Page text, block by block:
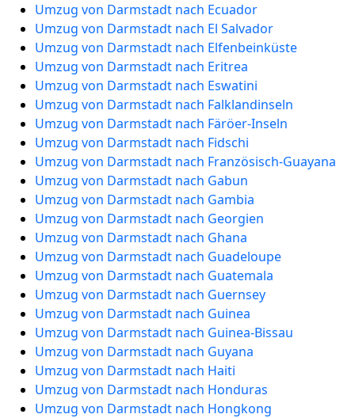
Umzug von Darmstadt nach Ecuador
Umzug von Darmstadt nach El Salvador
Umzug von Darmstadt nach Elfenbeinküste
Umzug von Darmstadt nach Eritrea
Umzug von Darmstadt nach Eswatini
Umzug von Darmstadt nach Falklandinseln
Umzug von Darmstadt nach Färöer-Inseln
Umzug von Darmstadt nach Fidschi
Umzug von Darmstadt nach Französisch-Guayana
Umzug von Darmstadt nach Gabun
Umzug von Darmstadt nach Gambia
Umzug von Darmstadt nach Georgien
Umzug von Darmstadt nach Ghana
Umzug von Darmstadt nach Guadeloupe
Umzug von Darmstadt nach Guatemala
Umzug von Darmstadt nach Guernsey
Umzug von Darmstadt nach Guinea
Umzug von Darmstadt nach Guinea-Bissau
Umzug von Darmstadt nach Guyana
Umzug von Darmstadt nach Haiti
Umzug von Darmstadt nach Honduras
Umzug von Darmstadt nach Hongkong